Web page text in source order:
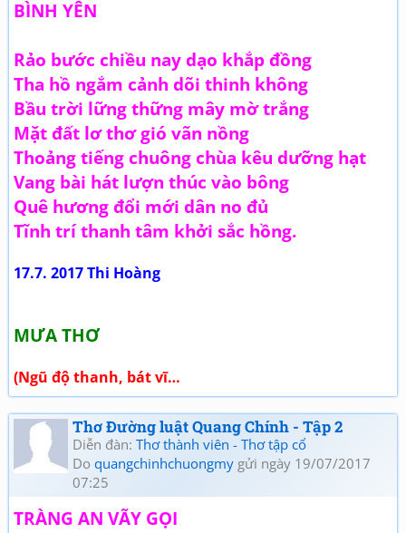
BÌNH YÊN
Rảo bước chiều nay dạo khắp đồng
Tha hồ ngắm cảnh dõi thinh không
Bầu trời lững thững mây mờ trắng
Mặt đất lơ thơ gió vãn nồng
Thoảng tiếng chuông chùa kêu dưỡng hạt
Vang bài hát lượn thúc vào bông
Quê hương đổi mới dân no đủ
Tĩnh trí thanh tâm khởi sắc hồng.
17.7. 2017 Thi Hoàng
MƯA THƠ
(Ngũ độ thanh, bát vĩ…
Thơ Đường luật Quang Chính - Tập 2
Diễn đàn: Thơ thành viên - Thơ tập cổ
Do quangchinhchuongmy gửi ngày 19/07/2017
07:25
TRÀNG AN VÃY GỌI